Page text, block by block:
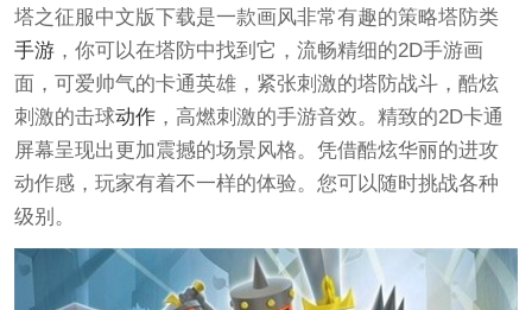
塔之征服中文版下载是一款画风非常有趣的策略塔防类
手游，你可以在塔防中找到它，流畅精细的2D手游画
面，可爱帅气的卡通英雄，紧张刺激的塔防战斗，酷炫
刺激的击球动作，高燃刺激的手游音效。精致的2D卡通
屏幕呈现出更加震撼的场景风格。凭借酷炫华丽的进攻
动作感，玩家有着不一样的体验。您可以随时挑战各种
级别。